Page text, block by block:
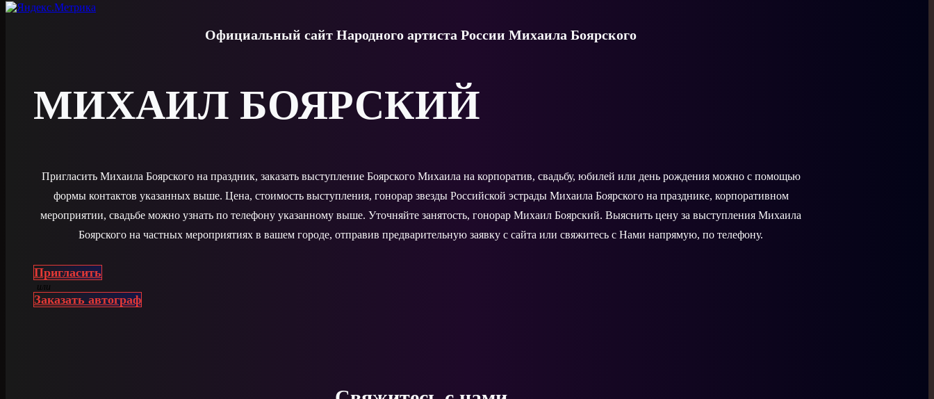
Официальный сайт Народного артиста России Михаила Боярского
МИХАИЛ БОЯРСКИЙ
Пригласить Михаила Боярского на праздник, заказать выступление Боярского Михаила на корпоратив, свадьбу, юбилей или день рождения можно с помощью
формы контактов указанных выше. Цена, стоимость выступления, гонорар звезды Российской эстрады Михаила Боярского на празднике, корпоративном
мероприятии, свадьбе можно узнать по телефону указанному выше. Уточняйте занятость, гонорар Михаил Боярский. Выяснить цену за выступления Михаила
Боярского на частных мероприятиях в вашем городе, отправив предварительную заявку с сайта или свяжитесь с Нами напрямую, по телефону.
Пригласить
или
Заказать автограф